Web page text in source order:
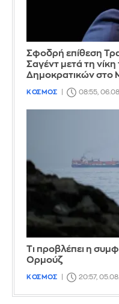
Σφοδρή επίθεση
Σαγέντ μετά τη νίκη
Δημοκρατικών στο
ΚΟΣΜΟΣ 08:55,
Τι προβλέπει η
Ορμούζ
ΚΟΣΜΟΣ 20:57,